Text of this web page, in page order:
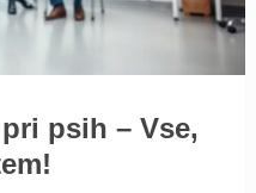
psih – Vse,